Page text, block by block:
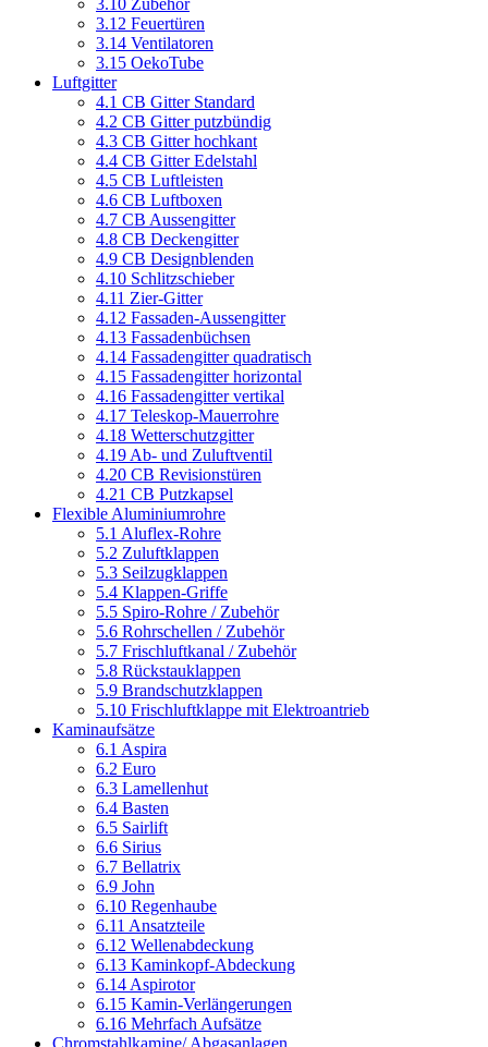
3.10 Zubehör
3.12 Feuertüren
3.14 Ventilatoren
3.15 OekoTube
Luftgitter
4.1 CB Gitter Standard
4.2 CB Gitter putzbündig
4.3 CB Gitter hochkant
4.4 CB Gitter Edelstahl
4.5 CB Luftleisten
4.6 CB Luftboxen
4.7 CB Aussengitter
4.8 CB Deckengitter
4.9 CB Designblenden
4.10 Schlitzschieber
4.11 Zier-Gitter
4.12 Fassaden-Aussengitter
4.13 Fassadenbüchsen
4.14 Fassadengitter quadratisch
4.15 Fassadengitter horizontal
4.16 Fassadengitter vertikal
4.17 Teleskop-Mauerrohre
4.18 Wetterschutzgitter
4.19 Ab- und Zuluftventil
4.20 CB Revisionstüren
4.21 CB Putzkapsel
Flexible Aluminiumrohre
5.1 Aluflex-Rohre
5.2 Zuluftklappen
5.3 Seilzugklappen
5.4 Klappen-Griffe
5.5 Spiro-Rohre / Zubehör
5.6 Rohrschellen / Zubehör
5.7 Frischluftkanal / Zubehör
5.8 Rückstauklappen
5.9 Brandschutzklappen
5.10 Frischluftklappe mit Elektroantrieb
Kaminaufsätze
6.1 Aspira
6.2 Euro
6.3 Lamellenhut
6.4 Basten
6.5 Sairlift
6.6 Sirius
6.7 Bellatrix
6.9 John
6.10 Regenhaube
6.11 Ansatzteile
6.12 Wellenabdeckung
6.13 Kaminkopf-Abdeckung
6.14 Aspirotor
6.15 Kamin-Verlängerungen
6.16 Mehrfach Aufsätze
Chromstahlkamine/ Abgasanlagen